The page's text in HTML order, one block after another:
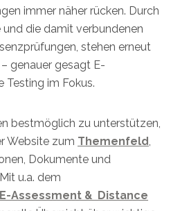
immer näher rücken. Durch
die damit verbundenen
stehen erneut
genauer gesagt E-
Testing im Fokus.
bestmöglich zu unterstützen,
Website zum Themenfeld
Dokumente und
u.a. dem
Assessment & Distance